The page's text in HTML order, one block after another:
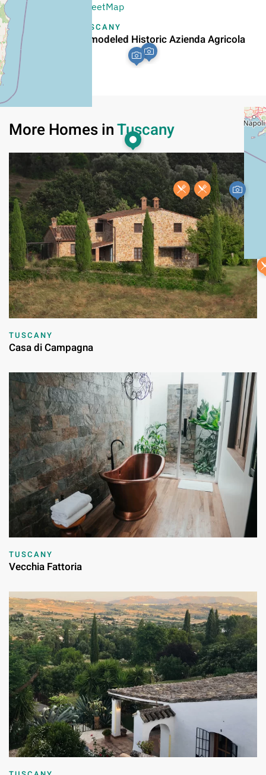
Leaflet OpenStreetMap
TUSCANY
Remodeled Historic Azienda Agricola
More Homes inTuscany
TUSCANY
Casa di Campagna
TUSCANY
Vecchia Fattoria